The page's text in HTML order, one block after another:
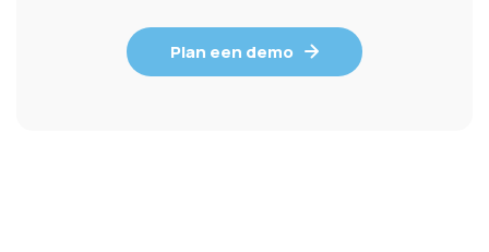
Plan een demo